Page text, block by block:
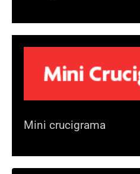
Mini crucigrama